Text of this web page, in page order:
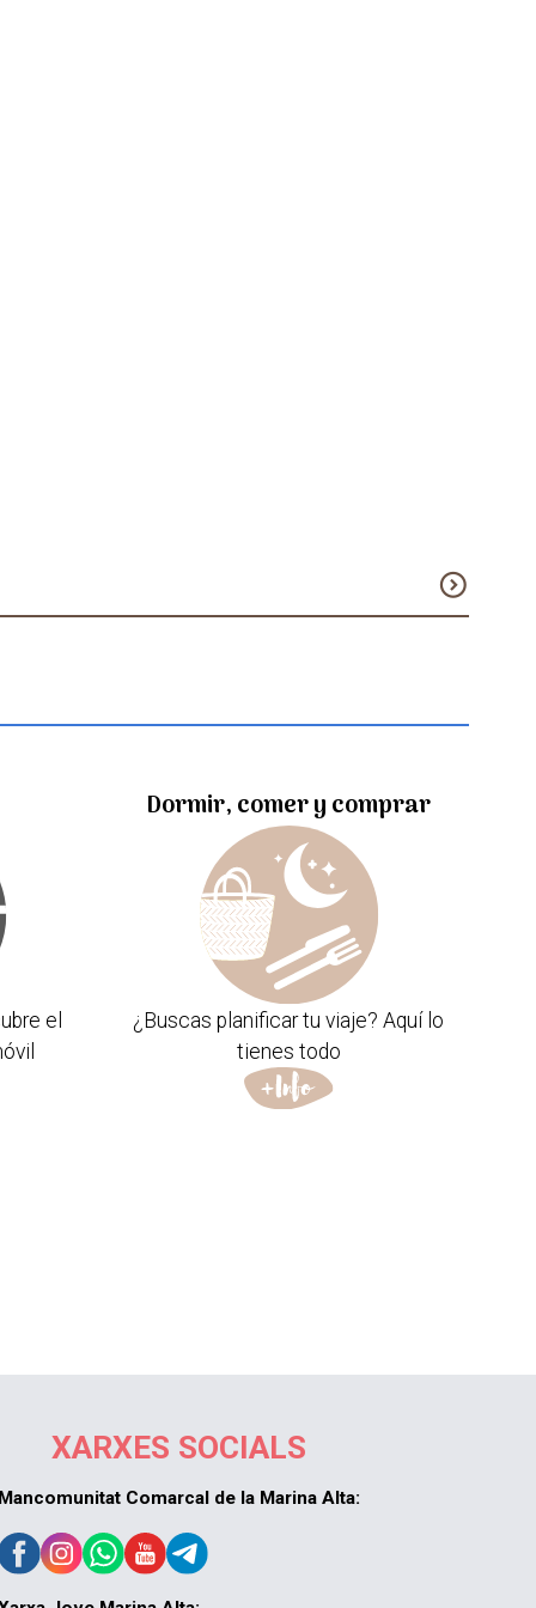
expand_circle_down
el
Dormir, comer y comprar
¿Buscas planificar tu viaje? Aquí lo
tienes todo
XARXES SOCIALS
Mancomunitat Comarcal de la Marina Alta: